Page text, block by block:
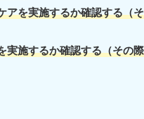
アを実施するか確認する（
実施するか確認する（その